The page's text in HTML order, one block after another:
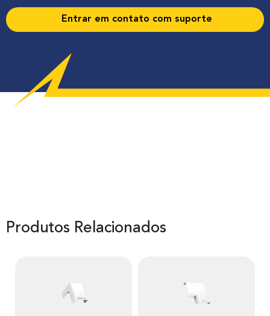
Entrar em contato com suporte
Produtos Relacionados